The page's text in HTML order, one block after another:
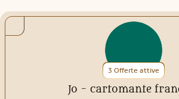
3 Offerte attive
Jo - cartomante